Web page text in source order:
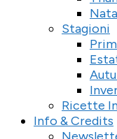
Stagioni
Ricette
Info & Credits